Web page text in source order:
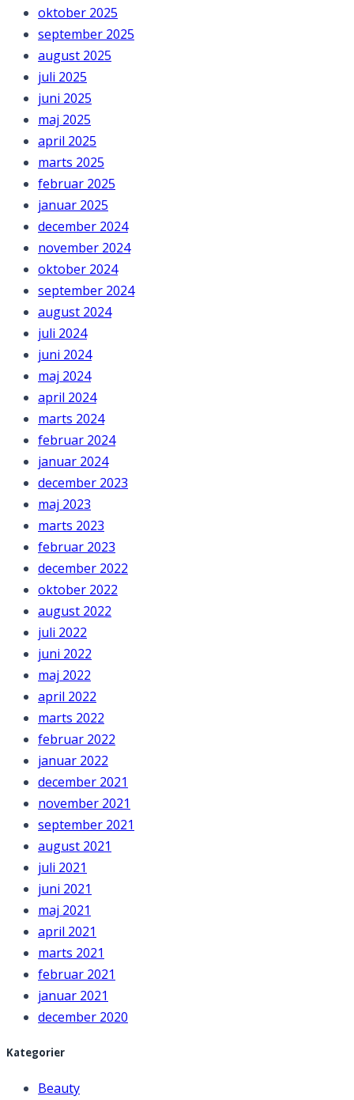
oktober 2025
september 2025
august 2025
juli 2025
juni 2025
maj 2025
april 2025
marts 2025
februar 2025
januar 2025
december 2024
november 2024
oktober 2024
september 2024
august 2024
juli 2024
juni 2024
maj 2024
april 2024
marts 2024
februar 2024
januar 2024
december 2023
maj 2023
marts 2023
februar 2023
december 2022
oktober 2022
august 2022
juli 2022
juni 2022
maj 2022
april 2022
marts 2022
februar 2022
januar 2022
december 2021
november 2021
september 2021
august 2021
juli 2021
juni 2021
maj 2021
april 2021
marts 2021
februar 2021
januar 2021
december 2020
Kategorier
Beauty